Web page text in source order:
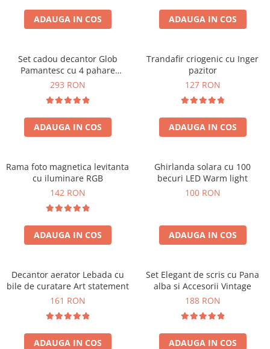
Cadouri Fete
Pentru Copilul din tine
Cadouri de Casa Noua
Cadouri Majorat
Cadouri pentru Nasi
Cadouri pentru Bunici
Cadouri pentru Prieteni
Cel ce are tot
Cadouri Nunta si Cununie civila
Cani si Termosuri
Jocuri si Puzzle
Seturi de caligrafie
Cadouri Sfantul Alexandru
Cadouri Constantin si Elena
Cadouri Sfanta Maria
Cadouri Sfintii Mihail si Gavriil
ADAUGA IN COS ADAUGA IN COS
Set cadou decantor Glob
Pamantesc cu 4 pahare
Deluxe
293 RON
ADAUGA IN COS
Trandafir criogenic cu Inger
pazitor
127 RON
ADAUGA IN COS
Rama foto magnetica levitanta
cu iluminare RGB
142 RON
ADAUGA IN COS
Ghirlanda solara cu 100
becuri LED Warm light
100 RON
ADAUGA IN COS
Decantor aerator Lebada cu
bile de curatare Art statement
161 RON
ADAUGA IN COS
Set Elegant de scris cu Pana
alba si Accesorii Vintage
188 RON
ADAUGA IN COS